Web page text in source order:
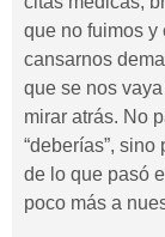
que no fuimos y
cansarnos
que se nos
mirar atrás. No
“deberías”,
de lo que pasó
poco más a